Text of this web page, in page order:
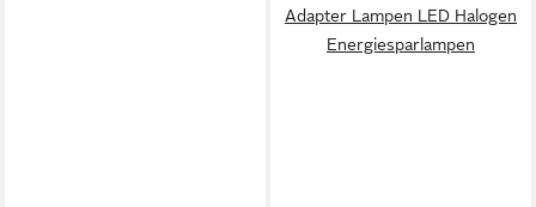
Adapter Lampen LED Halogen
Energiesparlampen